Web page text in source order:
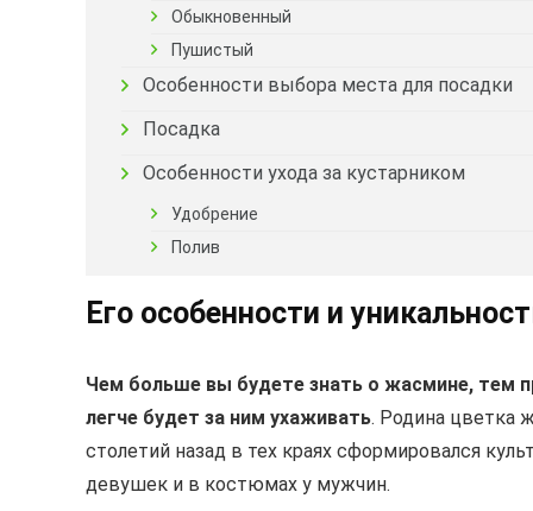
Обыкновенный
Пушистый
Особенности выбора места для посадки
Посадка
Особенности ухода за кустарником
Удобрение
Полив
Его особенности и
Чем больше вы будете знать о жасмине, тем
легче будет за ним ухаживать. Родина цветка
столетий назад в тех краях сформировался
девушек и в костюмах у мужчин.